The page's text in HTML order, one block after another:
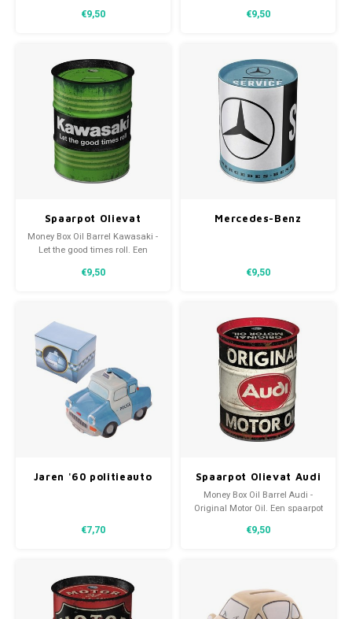
liefhebber. Een kwaliteitsproduct
€9,50
van Nostalgic Art en geschikt
€9,50
Spaarpot Olievat
Kawasaki - Let the
good times roll
Money Box Oil Barrel Kawasaki -
Let the good times roll. Een
liefhebber. Een kwaliteitsproduct
€9,50
Mercedes-Benz
€9,50
Jaren '60 politieauto
€7,70
Spaarpot Olievat Audi
- Original Motor Oil
Money Box Oil Barrel Audi -
Original Motor Oil. Een spaarpot
kwaliteitsproduct van Nostalgic
€9,50